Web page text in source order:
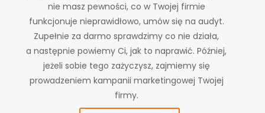
nie masz pewności, co w Twojej firmie
funkcjonuje nieprawidłowo, umów się na audyt.
Zupełnie za darmo sprawdzimy co nie działa,
a następnie powiemy Ci, jak to naprawić. Później,
jeżeli sobie tego zażyczysz, zajmiemy się
prowadzeniem kampanii marketingowej Twojej
firmy.